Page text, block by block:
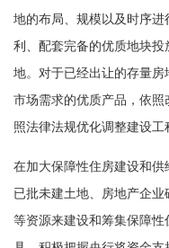
地的布局、规模以及时序
利、配套完备的优质地块
地。对于已经出让的存量
市场需求的优质产品，依
照法律法规优化调整建设工
在加大保障性住房建设和
已批未建土地、房地产企
等资源来建设和筹集保障